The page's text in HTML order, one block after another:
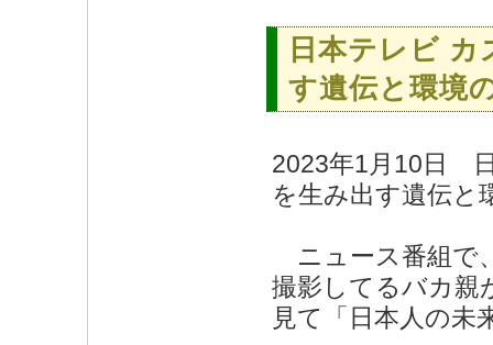
日本テレビ
す遺伝と環境
2023年1月10日
を生み出す遺伝と
ニュース番組で
撮影してるバカ親
見て「日本人の未